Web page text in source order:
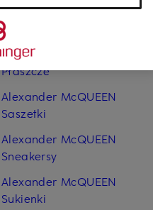
Alexander McQUEEN
Plecaki
Alexander McQUEEN
Płaszcze
Alexander McQUEEN
Saszetki
Alexander McQUEEN
Sneakersy
Alexander McQUEEN
Sukienki